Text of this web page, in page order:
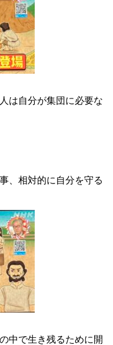
は自分が集団に必要な
、相対的に自分を守る
中で生き残るために開